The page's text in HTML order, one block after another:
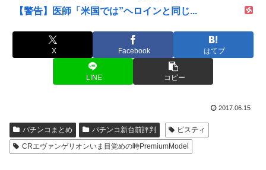
【警告】医師「米国では”ヘロインと同じ...
X Facebook はてブ
LINE コピー
2017.06.15
パチンコまとめ パチンコ新台前評判
ビスティ
CRエヴァンゲリオンいま目覚めの時PremiumModel